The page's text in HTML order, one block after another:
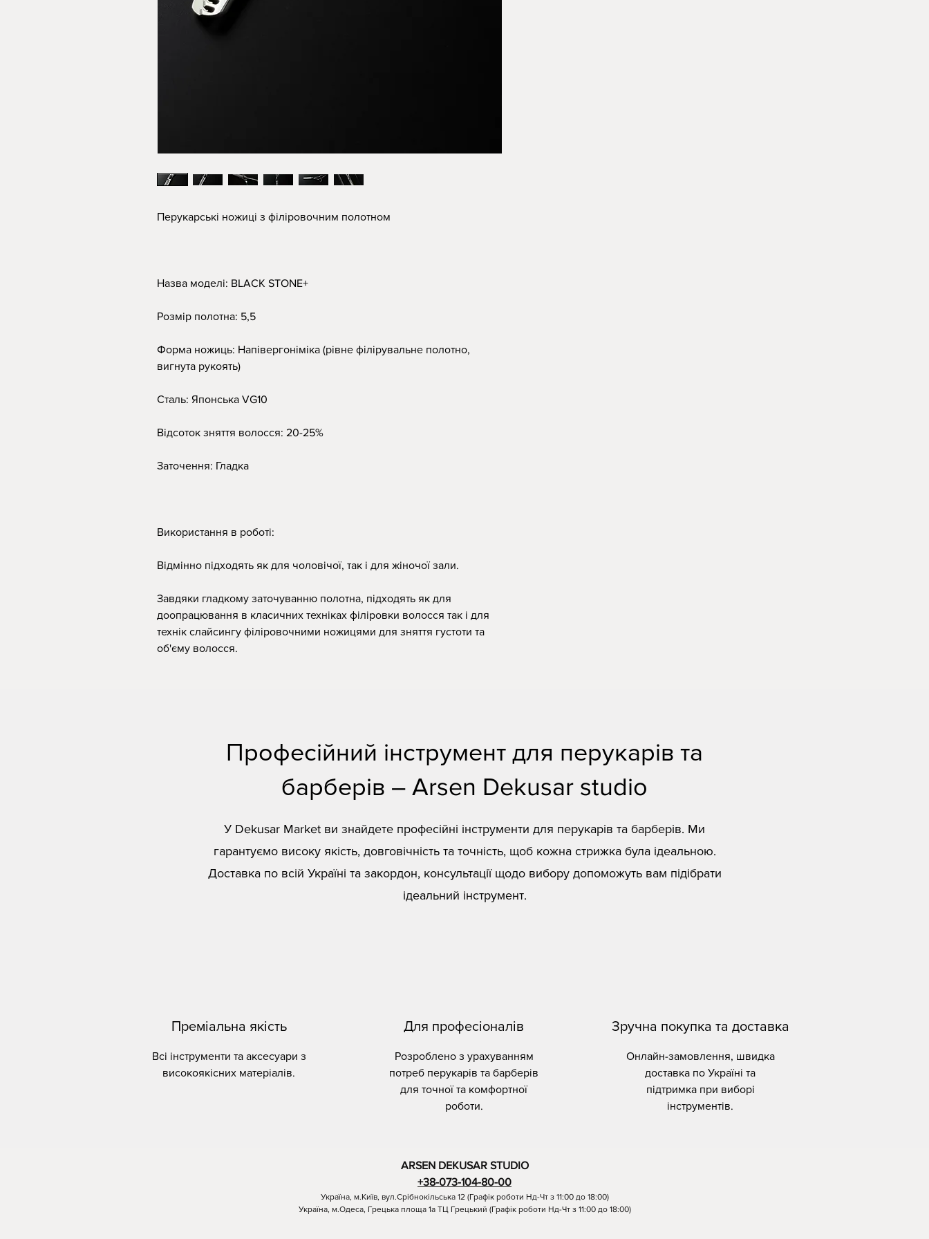
Перукарські ножиці з філіровочним полотном
Назва моделі: BLACK STONE+
Розмір полотна: 5,5
Форма ножиць: Напівергоніміка (рівне філірувальне полотно,
вигнута рукоять)
Сталь: Японська VG10
Відсоток зняття волосся: 20-25%
Заточення: Гладка
Використання в роботі:
Відмінно підходять як для чоловічої, так і для жіночої зали.
Завдяки гладкому заточуванню полотна, підходять як для
доопрацювання в класичних техніках філіровки волосся так і для
технік слайсингу філіровочними ножицями для зняття густоти та
об'єму волосся.
Професійний інструмент для перукарів та
барберів – Arsen Dekusar studio
У Dekusar Market ви знайдете професійні інструменти для перукарів та барберів. Ми
гарантуємо високу якість, довговічність та точність, щоб кожна стрижка була ідеальною.
Доставка по всій Україні та закордон, консультації щодо вибору допоможуть вам підібрати
ідеальний інструмент.
Преміальна якість
Всі інструменти та аксесуари з
високоякісних матеріалів.
Для професіоналів
Розроблено з урахуванням
потреб перукарів та барберів
для точної та комфортної
роботи.
Зручна покупка та доставка
Онлайн-замовлення, швидка
доставка по Україні та
підтримка при виборі
інструментів.
ARSEN DEKUSAR STUDIO
+38-073-104-80-00
Україна, м.Київ, вул.Срібнокільська 12 (Графік роботи Нд-Чт з 11:00 до 18:00)
Україна, м.Одеса, Грецька площа 1а ТЦ Грецький (Графік роботи Нд-Чт з 11:00 до 18:00)